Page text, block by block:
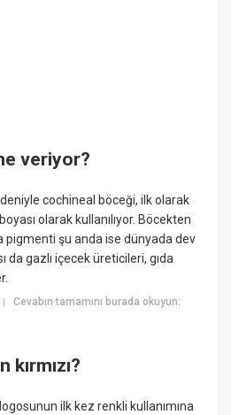
veriyor?
cochineal böceği, ilk olarak
olarak kullanılıyor. Böcekten
pigmenti şu anda ise dünyada dev
da gazlı içecek üreticileri, gıda
|Cevabın tamamını burada okuyun:
ilk kez renkli kullanımına